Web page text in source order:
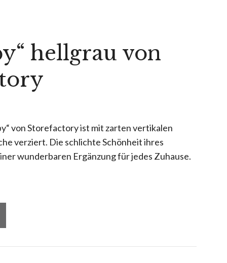
hellgrau von
von Storefactory ist mit zarten vertikalen
verziert. Die schlichte Schönheit ihres
wunderbaren Ergänzung für jedes Zuhause.